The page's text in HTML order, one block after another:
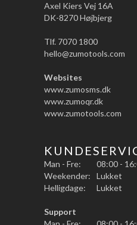
Axel Kiers Vej 16A
DK-8270 Højbjerg
Tlf. 7070 1800
hello@zumotools.com
Websites
www.zumosms.dk
www.zumoqr.dk
www.zumotools.com
Man - Fre:
08:00 -
Weekender:
Lukket
Helligdage:
Lukket
Support